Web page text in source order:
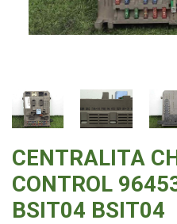
CENTRALITA
CONTROL
BSIT04 BSIT04